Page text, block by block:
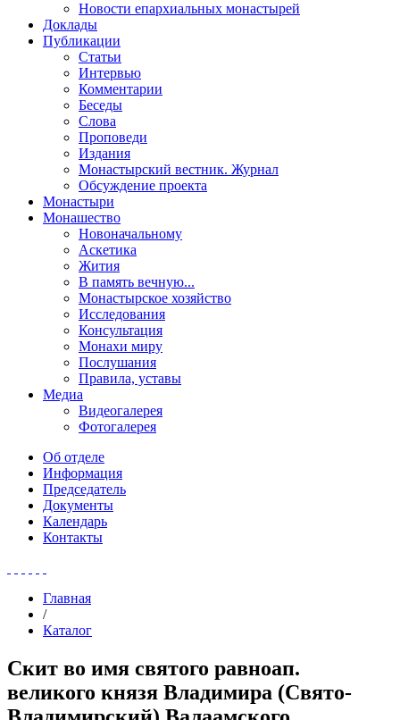
Новости епархиальных монастырей
Доклады
Публикации
Статьи
Интервью
Комментарии
Беседы
Слова
Проповеди
Издания
Монастырский вестник. Журнал
Обсуждение проекта
Монастыри
Монашество
Новоначальному
Аскетика
Жития
В память вечную...
Монастырское хозяйство
Исследования
Консультация
Монахи миру
Послушания
Правила, уставы
Медиа
Видеогалерея
Фотогалерея
Об отделе
Информация
Председатель
Документы
Календарь
Контакты
Главная
/
Каталог
Скит во имя святого равноап.
великого князя Владимира (Свято-